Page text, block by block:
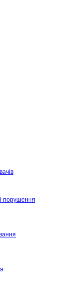
порушення